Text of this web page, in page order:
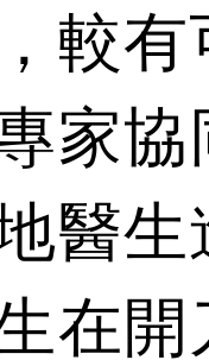
較有
家協
醫
在